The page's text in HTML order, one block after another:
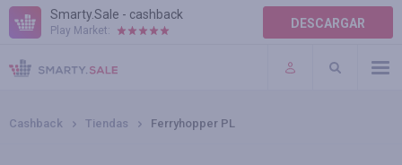
Smarty.Sale - cashback
Play Market: DESCARGAR
AYUDA
TÉRMINOS DE USO
Cashback Tiendas Ferryhopper PL